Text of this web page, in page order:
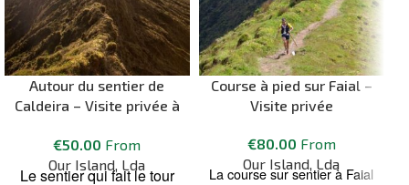
Autour du sentier de
Caldeira – Visite privée à
€50.00 From
Our Island, Lda
Le sentier qui fait le tour
Course à pied sur Faial –
Visite privée
€80.00 From
Our Island, Lda
La course sur sentier à Faial